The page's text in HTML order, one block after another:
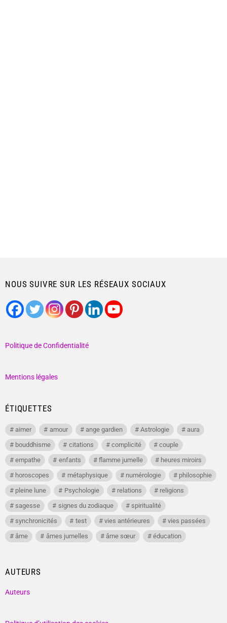
NOUS SUIVRE SUR LES RÉSEAUX SOCIAUX
Politique de Confidentialité
Mentions légales
ÉTIQUETTES
aimer amour ange gardien Astrologie
aura
bouddhisme
citations complicité
couple
empathe
enfants flamme jumelle
heures miroirs
horoscopes
métaphysique numérologie
philosophie
pleine lune
Psychologie relations
religions
sagesse
signes du zodiaque
spiritualité
synchronicités
test vies antérieures
vies passées
âme
âmes jumelles âme sœur éducation
AUTEURS
Auteurs